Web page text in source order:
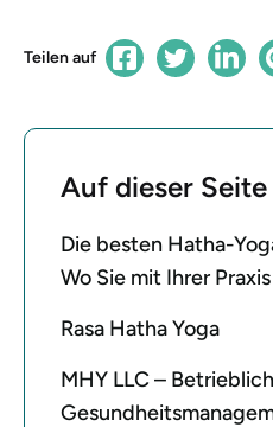
Teilen auf
Auf dieser Seite
Die besten Hatha-
Wo Sie mit Ihrer
Rasa Hatha Yoga
MHY LLC –